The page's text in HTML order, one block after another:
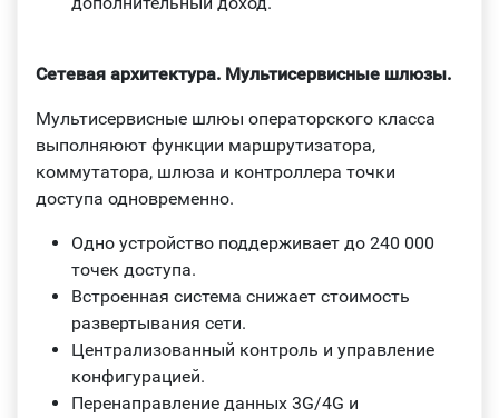
Сетевая архитектура. Мультисервисные шлюзы.
Мультисервисные шлюы операторского класса
выполняюют функции маршрутизатора,
коммутатора, шлюза и контроллера точки
доступа одновременно.
Одно устройство поддерживает до 240 000
точек доступа.
Встроенная система снижает стоимость
развертывания сети.
Централизованный контроль и управление
конфигурацией.
Перенаправление данных 3G/4G и